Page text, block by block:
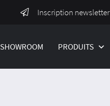
Inscription newsletter
SHOWROOM PRODUITS